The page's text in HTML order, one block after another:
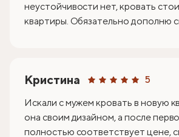
неустойчивости нет, кровать
квартиры. Обязательно дополню
Кристина 5
Искали с мужем кровать в новую
она своим дизайном, а после
полностью соответствует цене,